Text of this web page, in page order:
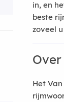
in, en
beste
zoveel
Het